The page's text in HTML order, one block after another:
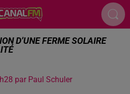
D’UNE FERME SOLAIRE
par Paul Schuler